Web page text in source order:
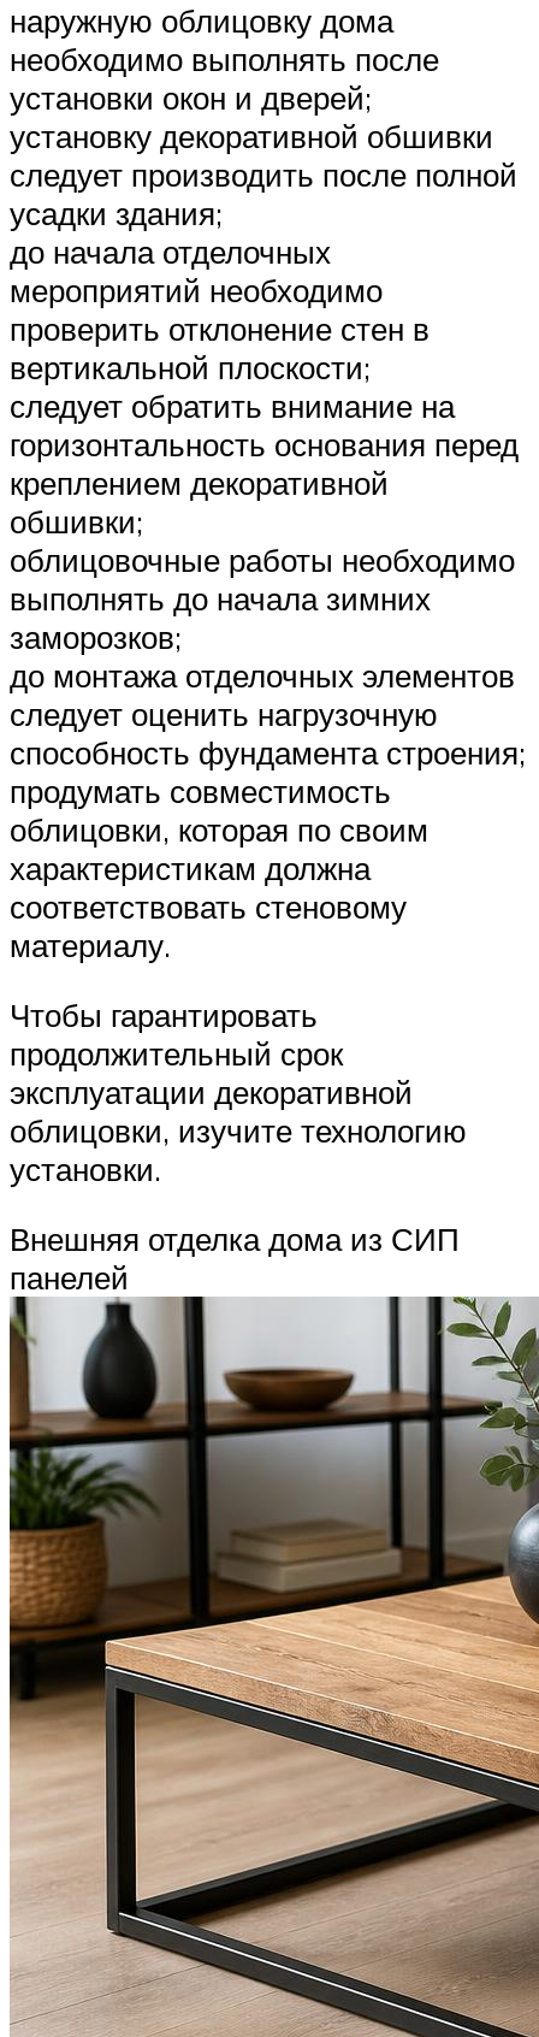
наружную облицовку дома
необходимо выполнять после
установки окон и дверей;
установку декоративной обшивки
следует производить после полной
усадки здания;
до начала отделочных
мероприятий необходимо
проверить отклонение стен в
вертикальной плоскости;
следует обратить внимание на
горизонтальность основания перед
креплением декоративной
обшивки;
облицовочные работы необходимо
выполнять до начала зимних
заморозков;
до монтажа отделочных элементов
следует оценить нагрузочную
способность фундамента строения;
продумать совместимость
облицовки, которая по своим
характеристикам должна
соответствовать стеновому
материалу.
Чтобы гарантировать
продолжительный срок
эксплуатации декоративной
облицовки, изучите технологию
установки.
Внешняя отделка дома из СИП
панелей